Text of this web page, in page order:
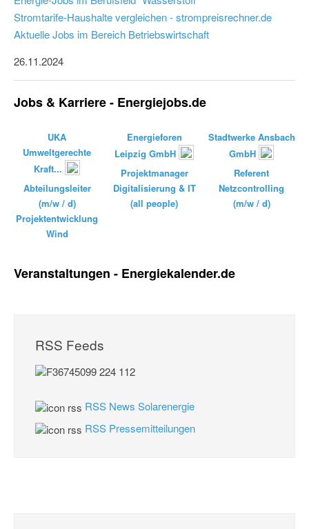
Stromtarife-Haushalte vergleichen - strompreisrechner.de
Aktuelle Jobs im Bereich Betriebswirtschaft
26.11.2024
Jobs & Karriere - Energiejobs.de
UKA
Umweltgerechte
Kraft...
Abteilungsleiter
(m/w / d)
Projektentwicklung
Wind
Energieforen
Leipzig GmbH
Projektmanager
Digitalisierung & IT
(all people)
Stadtwerke Ansbach
GmbH
Referent
Netzcontrolling
(m/w / d)
Veranstaltungen - Energiekalender.de
RSS Feeds
RSS News Solarenergie
RSS Pressemitteilungen